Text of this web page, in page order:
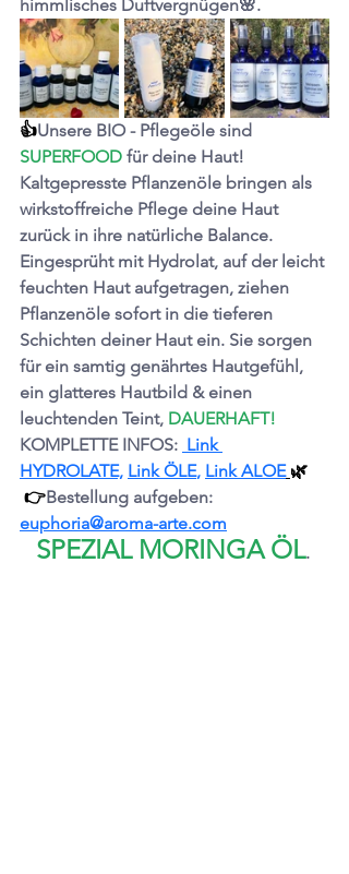
himmlisches Duftvergnügen🌸.
👍Unsere BIO - Pflegeöle sind
SUPERFOOD für deine Haut!
Kaltgepresste Pflanzenöle bringen als
wirkstoffreiche Pflege deine Haut
zurück in ihre natürliche Balance.
Eingesprüht mit Hydrolat, auf der leicht
feuchten Haut aufgetragen, ziehen
Pflanzenöle sofort in die tieferen
Schichten deiner Haut ein. Sie sorgen
für ein samtig genährtes Hautgefühl,
ein glatteres Hautbild & einen
leuchtenden Teint, DAUERHAFT!
KOMPLETTE INFOS: Link
HYDROLATE, Link ÖLE, Link ALOE 🌿
👉Bestellung aufgeben:
euphoria@aroma-arte.com
SPEZIAL MORINGA ÖL.